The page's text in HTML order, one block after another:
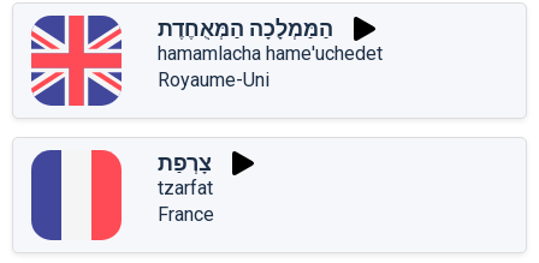
הַמַּמְלָכָה הַמְּאֻחֶדֶת
hamamlacha hame'uchedet
Royaume-Uni
צָרְפַת
tzarfat
France